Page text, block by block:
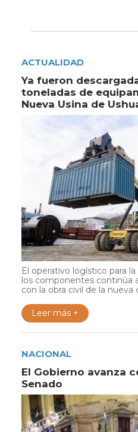
ACTUALIDAD
Ya fueron
toneladas de
Nueva Usina de
El operativo logístico para
los componentes continúa
con la obra civil de la nueva
Leer más +
NACIONAL
El Gobierno avanza
Senado